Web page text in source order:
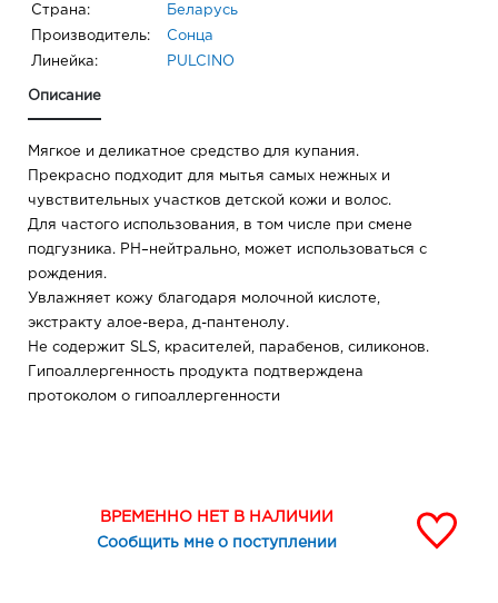
Страна: Беларусь
Производитель: Сонца
Линейка: PULCINO
Описание
Мягкое и деликатное средство для купания.
Прекрасно подходит для мытья самых нежных и
чувствительных участков детской кожи и волос.
Для частого использования, в том числе при смене
подгузника. PH–нейтрально, может использоваться с
рождения.
Увлажняет кожу благодаря молочной кислоте,
экстракту алое-вера, д-пантенолу.
Не содержит SLS, красителей, парабенов, силиконов.
Гипоаллергенность продукта подтверждена
протоколом о гипоаллергенности
ВРЕМЕННО НЕТ В НАЛИЧИИ
Сообщить мне о поступлении